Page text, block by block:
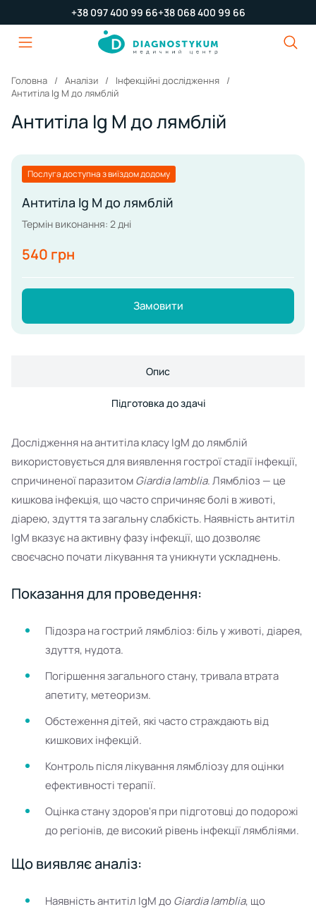
+38 097 400 99 66+38 068 400 99 66
Головна Аналізи
Інфекційні дослідження
Антитіла Ig М до лямблій
Антитіла Ig М до лямблій
Послуга доступна з виїздом додому
Антитіла Ig М до лямблій
Термін виконання: 2 дні
540 грн
Замовити
Опис
Підготовка до здачі
Дослідження на антитіла класу IgM до лямблій
використовується для виявлення гострої стадії інфекції,
спричиненої паразитомGiardia lamblia. Лямбліоз — це
кишкова інфекція, що часто спричиняє болі в животі,
діарею, здуття та загальну слабкість. Наявність антитіл
IgM вказує на активну фазу інфекції, що дозволяє
своєчасно почати лікування та уникнути ускладнень.
Показання для проведення:
Підозра на гострий лямбліоз: біль у животі, діарея,
здуття, нудота.
Погіршення загального стану, тривала втрата
апетиту, метеоризм.
Обстеження дітей, які часто страждають від
кишкових інфекцій.
Контроль після лікування лямбліозу для оцінки
ефективності терапії.
Оцінка стану здоров'я при підготовці до подорожі
до регіонів, де високий рівень інфекції лямбліями.
Що виявляє аналіз:
Наявність антитіл IgM доGiardia lamblia, що